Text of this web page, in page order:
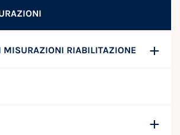
MISURAZIONI RIABILITAZIONE